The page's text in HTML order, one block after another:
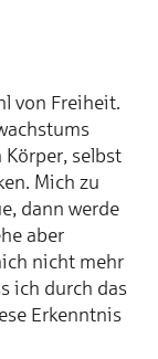
von Freiheit.
selbst
Mich zu
dann werde
aber
nicht mehr
ich durch das
Erkenntnis